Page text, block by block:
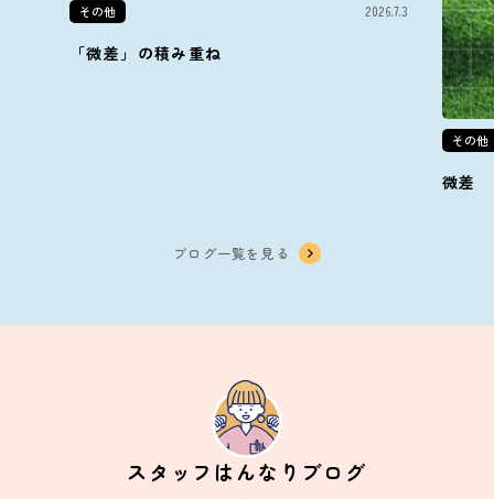
その他 2026.7.3
「微差」の積み重ね
その他
微差
ブログ一覧を見る
スタッフはんなりブログ